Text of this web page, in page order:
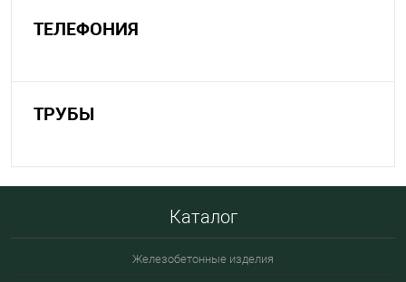
ТЕЛЕФОНИЯ
ТРУБЫ
Каталог
Железобетонные изделия